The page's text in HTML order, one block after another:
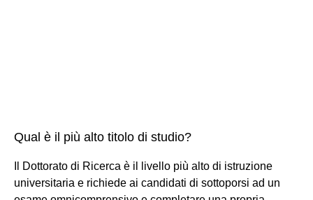
Qual è il più alto titolo di studio?
Il Dottorato di Ricerca è il livello più alto di istruzione
universitaria e richiede ai candidati di sottoporsi ad un